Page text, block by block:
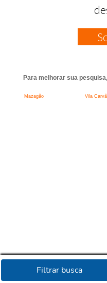
Filtrar busca
Para melhorar sua
Mazagão Vila